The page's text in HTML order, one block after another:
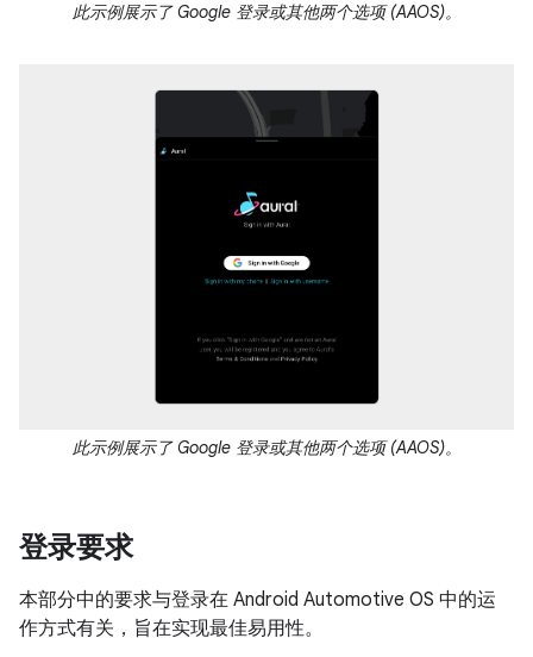
此示例展示了 Google 登录或其他两个选项 (AAOS)。
此示例展示了 Google 登录或其他两个选项 (AAOS)。
登录要求
本部分中的要求与登录在 Android Automotive OS 中的运
作方式有关，旨在实现最佳易用性。